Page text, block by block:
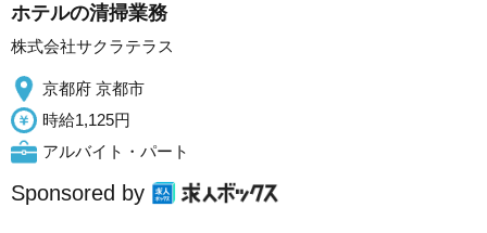
ホテルの清掃業務
株式会社サクラテラス
京都府 京都市
時給1,125円
アルバイト・パート
Sponsored by